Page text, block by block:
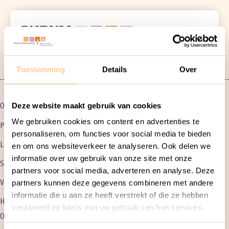
Toestemming Details Over
Deze website maakt gebruik van cookies
We gebruiken cookies om content en advertenties te
personaliseren, om functies voor social media te bieden
en om ons websiteverkeer te analyseren. Ook delen we
informatie over uw gebruik van onze site met onze
partners voor social media, adverteren en analyse. Deze
partners kunnen deze gegevens combineren met andere
informatie die u aan ze heeft verstrekt of die ze hebben
verzameld op basis van uw gebruik van hun services.
Solliciteer
direct
Onze vacatures
Pedagogisch Professional
Leidinggevend
Servicebureau
Vervoer
Huishoudelijk medewerker
Over SKBNM